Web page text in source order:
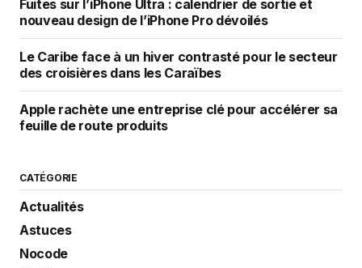
Fuites sur l’iPhone Ultra : calendrier de sortie et
nouveau design de l’iPhone Pro dévoilés
Le Caribe face à un hiver contrasté pour le secteur
des croisières dans les Caraïbes
Apple rachète une entreprise clé pour accélérer sa
feuille de route produits
CATÉGORIE
Actualités
Astuces
Nocode